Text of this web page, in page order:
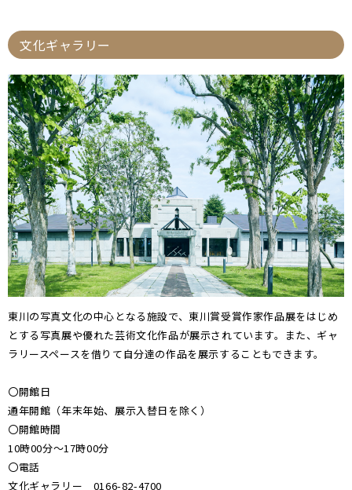
文化ギャラリー
東川の写真文化の中心となる施設で、東川賞受賞作家作品展をはじめ
とする写真展や優れた芸術文化作品が展示されています。また、ギャ
ラリースペースを借りて自分達の作品を展示することもできます。
〇開館日
通年開館（年末年始、展示入替日を除く）
〇開館時間
10時00分～17時00分
〇電話
文化ギャラリー 0166-82-4700